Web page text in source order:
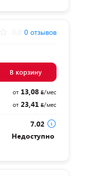
0 отзывов
В корзину
от13,08
/мес
от23,41 /мес
7.02
Недоступно